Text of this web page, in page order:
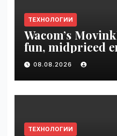
ТЕХНОЛОГИИ
Wacom’s
fun, midpriced
digital artists |
08.08.2026
ТЕХНОЛОГИИ